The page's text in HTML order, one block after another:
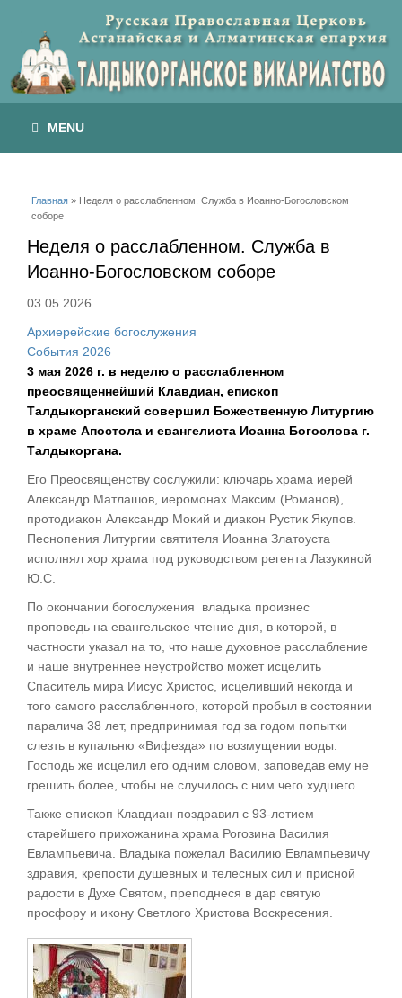
MENU
Вы здесь
Главная » Неделя о расслабленном. Служба в Иоанно-Богословском
соборе
Неделя о расслабленном. Служба в
Иоанно-Богословском соборе
03.05.2026
Архиерейские богослужения
События 2026
3 мая 2026 г. в неделю о расслабленном
преосвященнейший Клавдиан, епископ
Талдыкорганский совершил Божественную Литургию
в храме Апостола и евангелиста Иоанна Богослова г.
Талдыкоргана.
Его Преосвященству сослужили: ключарь храма иерей
Александр Матлашов, иеромонах Максим (Романов),
протодиакон Александр Мокий и диакон Рустик Якупов.
Песнопения Литургии святителя Иоанна Златоуста
исполнял хор храма под руководством регента Лазукиной
Ю.С.
По окончании богослужения владыка произнес
проповедь на евангельское чтение дня, в которой, в
частности указал на то, что наше духовное расслабление
и наше внутреннее неустройство может исцелить
Спаситель мира Иисус Христос, исцеливший некогда и
того самого расслабленного, которой пробыл в состоянии
паралича 38 лет, предпринимая год за годом попытки
слезть в купальню «Вифезда» по возмущении воды.
Господь же исцелил его одним словом, заповедав ему не
грешить более, чтобы не случилось с ним чего худшего.
Также епископ Клавдиан поздравил с 93-летием
старейшего прихожанина храма Рогозина Василия
Евлампьевича. Владыка пожелал Василию Евлампьевичу
здравия, крепости душевных и телесных сил и присной
радости в Духе Святом, преподнеся в дар святую
просфору и икону Светлого Христова Воскресения.